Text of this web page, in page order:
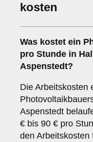
kosten
Was kostet ein
pro Stunde in
Aspenstedt?
Die Arbeitskosten
Aspenstedt
€ bis 90 € pro
den Arbeitskosten